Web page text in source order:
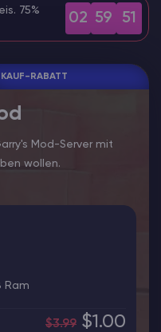
75%
02 59 50
RABATT
Mod-Server mit
wollen.
Ram
$3.99 $1.00